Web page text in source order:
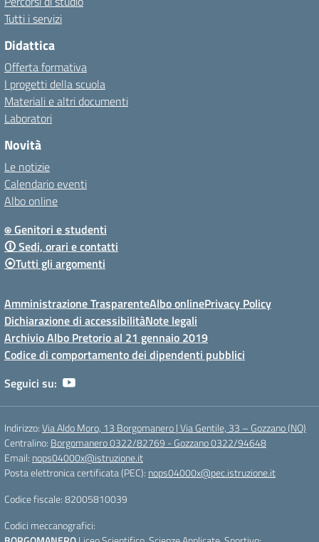
Tutti i servizi
Didattica
Offerta formativa
I progetti della scuola
Materiali e altri documenti
Laboratori
Novità
Le notizie
Calendario eventi
Albo online
⍟ Genitori e studenti
🛈 Sedi, orari e contatti
⦿Tutti gli argomenti
Amministrazione TrasparenteAlbo onlinePrivacy Policy
Dichiarazione di accessibilitàNote legali
Archivio Albo Pretorio al 21 gennaio 2019
Codice di comportamento dei dipendenti pubblici
Seguici su:
Indirizzo:Via Aldo Moro, 13 Borgomanero | Via Gentile, 33 – Gozzano (NO)
Centralino: Borgomanero 0322/82769 - Gozzano 0322/94648
Email: nops04000x@istruzione.it
Posta elettronica certificata (PEC): nops04000x@pec.istruzione.it
Codice fiscale: 82005810039
Codici meccanografici: